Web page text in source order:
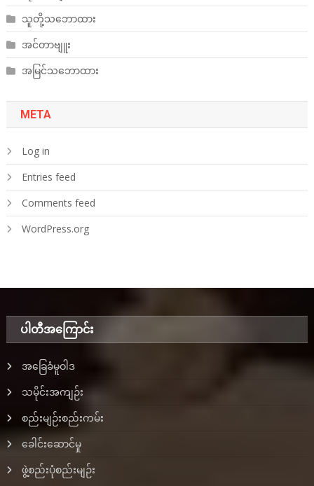
သူတို့သဘောထား
အင်တာဗျူး
အမြင်သဘောထား
META
Log in
Entries feed
Comments feed
WordPress.org
ပါတီအ‌ကြောင်း
အခြေခံမူဝါဒ
သမိုင်းအကျဉ်း
စည်းမျဉ်းစည်းကမ်း
ခေါင်းဆောင်မှု
ဖွဲ့စည်းပုံစည်းမျဉ်း